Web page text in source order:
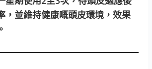
，並維持健康嘅頭皮環境，效果